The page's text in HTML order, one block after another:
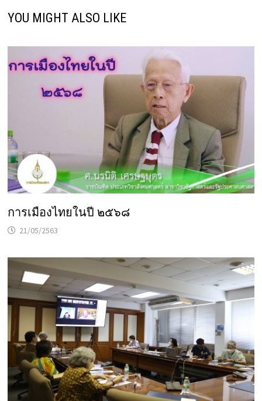
YOU MIGHT ALSO LIKE
การเมืองไทยในปี ๒๕๖๘
21/05/2563